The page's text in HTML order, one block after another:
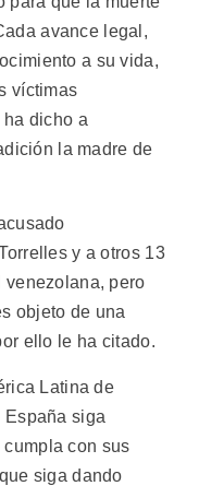
avance legal,
a su vida,
víctimas
dicho a
la madre de
y a otros 13
pero
objeto de una
ello le ha citado.
Latina de
España siga
con sus
siga dando